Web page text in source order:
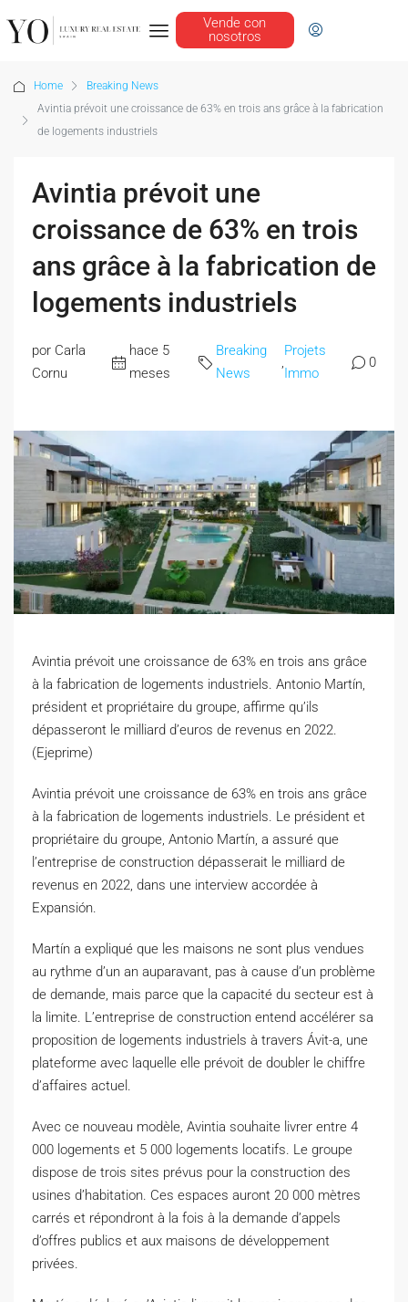
Vende con
nosotros
Home
Breaking News
Avintia prévoit une croissance de 63% en trois ans grâce à la fabrication
de logements industriels
Avintia prévoit une
croissance de 63% en trois
ans grâce à la fabrication de
logements industriels
por Carla
Cornu
hace 5
meses
Breaking
News
Projets
Immo
0
Avintia prévoit une croissance de 63% en trois ans grâce
à la fabrication de logements industriels. Antonio Martín,
président et propriétaire du groupe, affirme qu’ils
dépasseront le milliard d’euros de revenus en 2022.
(Ejeprime)
Avintia prévoit une croissance de 63% en trois ans grâce
à la fabrication de logements industriels. Le président et
propriétaire du groupe, Antonio Martín, a assuré que
l’entreprise de construction dépasserait le milliard de
revenus en 2022, dans une interview accordée à
Expansión.
Martín a expliqué que les maisons ne sont plus vendues
au rythme d’un an auparavant, pas à cause d’un problème
de demande, mais parce que la capacité du secteur est à
la limite. L’entreprise de construction entend accélérer sa
proposition de logements industriels à travers Ávit-a, une
plateforme avec laquelle elle prévoit de doubler le chiffre
d’affaires actuel.
Avec ce nouveau modèle, Avintia souhaite livrer entre 4
000 logements et 5 000 logements locatifs. Le groupe
dispose de trois sites prévus pour la construction des
usines d’habitation. Ces espaces auront 20 000 mètres
carrés et répondront à la fois à la demande d’appels
d’offres publics et aux maisons de développement
privées.